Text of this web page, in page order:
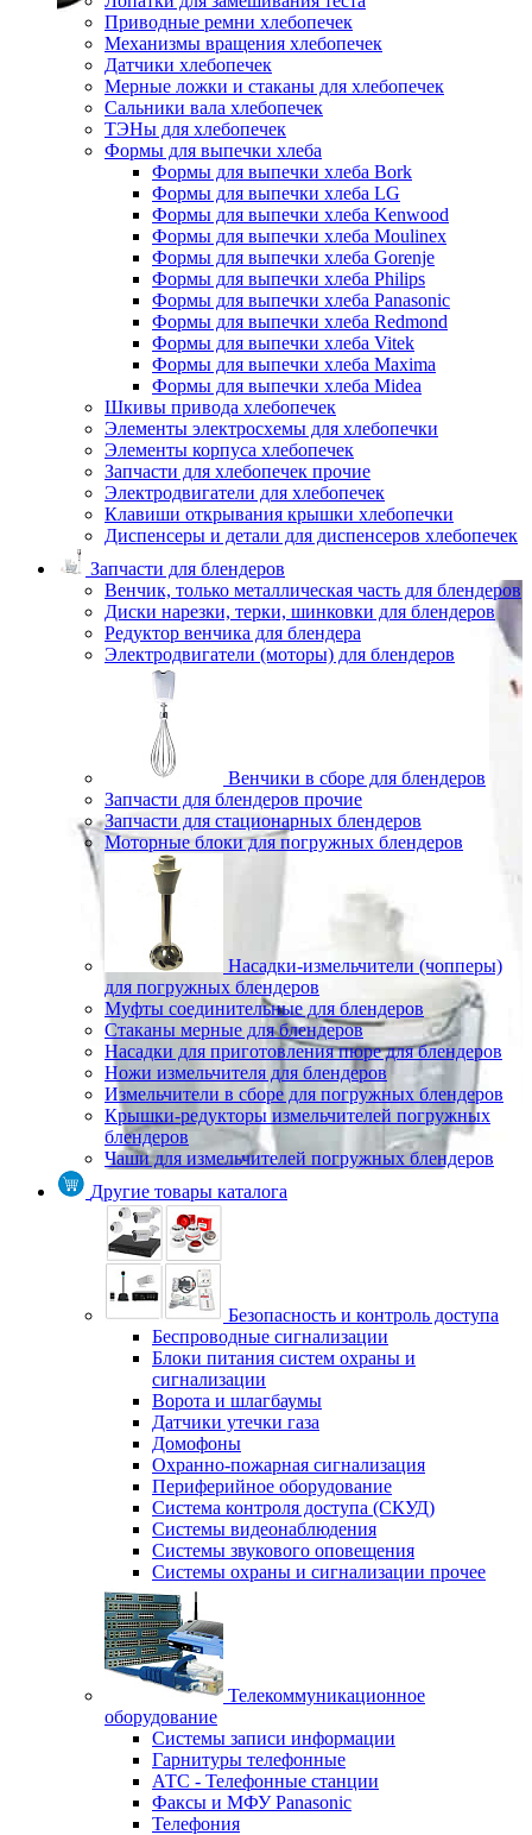
Приводные ремни хлебопечек
Механизмы вращения хлебопечек
Датчики хлебопечек
Мерные ложки и стаканы для хлебопечек
Сальники вала хлебопечек
ТЭНы для хлебопечек
Формы для выпечки хлеба
Формы для выпечки хлеба Bork
Формы для выпечки хлеба LG
Формы для выпечки хлеба Kenwood
Формы для выпечки хлеба Moulinex
Формы для выпечки хлеба Gorenje
Формы для выпечки хлеба Philips
Формы для выпечки хлеба Panasonic
Формы для выпечки хлеба Redmond
Формы для выпечки хлеба Vitek
Формы для выпечки хлеба Maxima
Формы для выпечки хлеба Midea
Шкивы привода хлебопечек
Элементы электросхемы для хлебопечки
Элементы корпуса хлебопечек
Запчасти для хлебопечек прочие
Электродвигатели для хлебопечек
Клавиши открывания крышки хлебопечки
Диспенсеры и детали для диспенсеров хлебопечек
Запчасти для блендеров
Венчик, только металлическая часть для блендеров
Диски нарезки, терки, шинковки для блендеров
Редуктор венчика для блендера
Электродвигатели (моторы) для блендеров
Венчики в сборе для блендеров
Запчасти для блендеров прочие
Запчасти для стационарных блендеров
Моторные блоки для погружных блендеров
Насадки-измельчители (чопперы)
для погружных блендеров
Муфты соединительные для блендеров
Стаканы мерные для блендеров
Насадки для приготовления пюре для блендеров
Ножи измельчителя для блендеров
Измельчители в сборе для погружных блендеров
Крышки-редукторы измельчителей погружных
блендеров
Чаши для измельчителей погружных блендеров
Другие товары каталога
Безопасность и контроль доступа
Беспроводные сигнализации
Блоки питания систем охраны и
сигнализации
Ворота и шлагбаумы
Датчики утечки газа
Домофоны
Охранно-пожарная сигнализация
Периферийное оборудование
Система контроля доступа (СКУД)
Системы видеонаблюдения
Системы звукового оповещения
Системы охраны и сигнализации прочее
Телекоммуникационное
оборудование
Системы записи информации
Гарнитуры телефонные
АТС - Телефонные станции
Факсы и МФУ Panasonic
Телефония